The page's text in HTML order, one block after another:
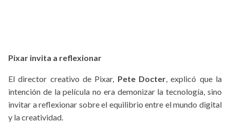
Pixar invita a reflexionar
El director creativo de Pixar, Pete Docter, explicó que la
intención de la película no era demonizar la tecnología, sino
invitar a reflexionar sobre el equilibrio entre el mundo digital
y la creatividad.